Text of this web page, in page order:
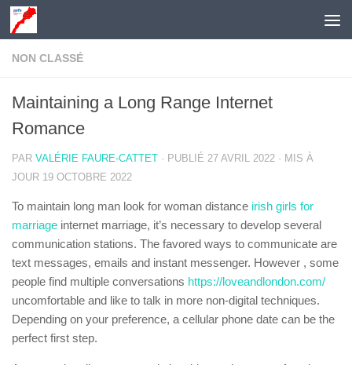
Skip to content
NON CLASSÉ
Maintaining a Long Range Internet
Romance
PAR VALÉRIE FAURE-CATTET · PUBLIÉ 27 AVRIL 2022 · MIS À
JOUR 19 OCTOBRE 2022
To maintain long man look for woman distance irish girls for
marriage internet marriage, it’s necessary to develop several
communication stations. The favored ways to communicate are
text messages, emails and instant messenger. However , some
people find multiple conversations https://loveandlondon.com/
uncomfortable and like to talk in more non-digital techniques.
Depending on your preference, a cellular phone date can be the
perfect first step.